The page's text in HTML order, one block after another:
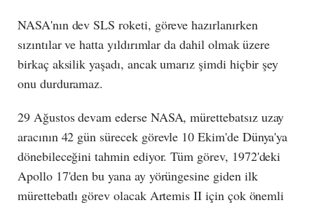
NASA'nın dev SLS roketi, göreve hazırlanırken
sızıntılar ve hatta yıldırımlar da dahil olmak üzere
birkaç aksilik yaşadı, ancak umarız şimdi hiçbir şey
onu durduramaz.
29 Ağustos devam ederse NASA, mürettebatsız uzay
aracının 42 gün sürecek görevle 10 Ekim'de Dünya'ya
dönebileceğini tahmin ediyor. Tüm görev, 1972'deki
Apollo 17'den bu yana ay yörüngesine giden ilk
mürettebatlı görev olacak Artemis II için çok önemli